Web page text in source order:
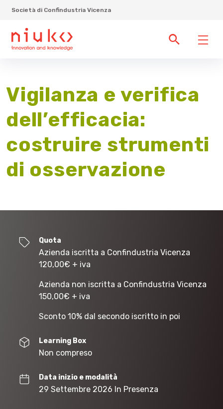
Società di Confindustria Vicenza
Vigilanza e verifica
dell’efficacia:
costruire strumenti
di osservazione
Quota
Azienda iscritta a Confindustria Vicenza
120,00€ + iva
Azienda non iscritta a Confindustria Vicenza
150,00€ + iva
Sconto 10% dal secondo iscritto in poi
Learning Box
Non compreso
Data inizio e modalità
29 Settembre 2026 In Presenza